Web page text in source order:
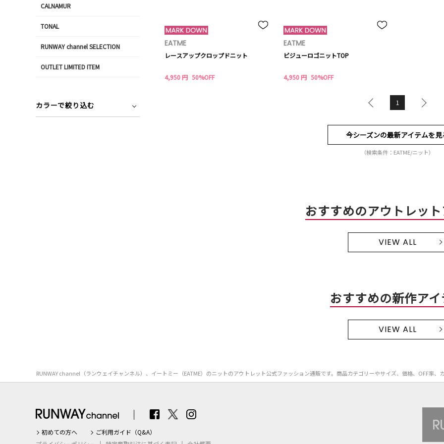
EATME
レースアップクロップドニット
4,950 円 50%OFF
EATME
ビジューロゴニットTOP
4,950 円 50%OFF
1
今シーズンの最新アイテムを見
（検索条件：EATME/ニット）
おすすめのアウトレッ
VIEW ALL
おすすめの新作ア
VIEW ALL
CALNAMUR
TONAL
RUNWAY channel SELECTION
OUTLET LIMITED ITEM
カラーで絞り込む
RUNWAY channel（ランウェイチャンネル）、イートミー（EATME）のニットのアウトレット公式ファッション通販です。商品カテゴリーやサイズ、価格、OFF率
初めての方へ
ご利用ガイド（Q&A）